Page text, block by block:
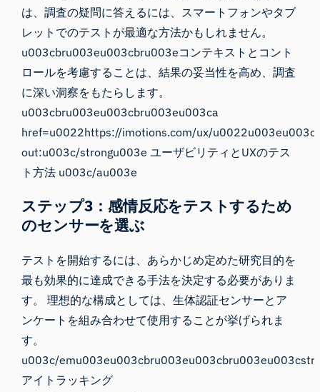
は、調査の疑問に答えるには、スマートフォンやタブ
レットでのテストが最適な方法かもしれません。
u003cbru003eu003cbru003eコンテキストとコント
ロールを考慮することは、結果の妥当性を高め、調査
に深い洞察をもたらします。
u003cbru003eu003cbru003eu003ca
href=u0022https://imotions.com/ux/
out:u003c/strongu003e ユーザビリティとUXのテス
ト方法 u003c/au003e
ステップ3：感情反応をテストするため
のセンサーを選ぶ
テストを開始するには、あらかじめ定めた研究目的を
最も効果的に達成できる手法を決定する必要がありま
す。 理想的な構成としては、生体認証センサーとア
ンケートを組み合わせて使用することが挙げられま
す。
u003c/
アイトラッキング